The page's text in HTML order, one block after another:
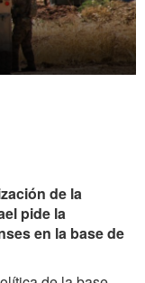
de la
pide la
en la base de